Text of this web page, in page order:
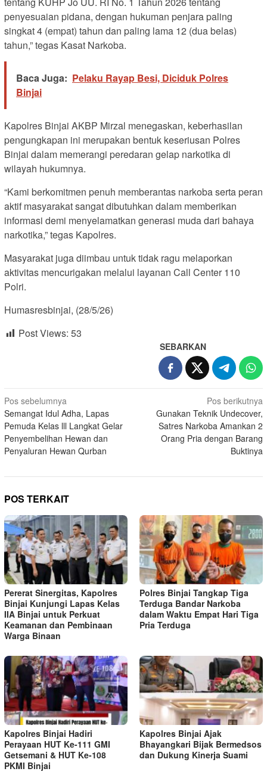
penyesuaian pidana, dengan hukuman penjara paling
singkat 4 (empat) tahun dan paling lama 12 (dua belas)
tahun,” tegas Kasat Narkoba.
Baca Juga: Pelaku Rayap Besi, Diciduk Polres
Binjai
Kapolres Binjai AKBP Mirzal menegaskan, keberhasilan
pengungkapan ini merupakan bentuk keseriusan Polres
Binjai dalam memerangi peredaran gelap narkotika di
wilayah hukumnya.
“Kami berkomitmen penuh memberantas narkoba serta peran
aktif masyarakat sangat dibutuhkan dalam memberikan
informasi demi menyelamatkan generasi muda dari bahaya
narkotika,” tegas Kapolres.
Masyarakat juga diimbau untuk tidak ragu melaporkan
aktivitas mencurigakan melalui layanan Call Center 110
Polri.
Humasresbinjai, (28/5/26)
Post Views: 53
SEBARKAN
Navigasi
pos
Pos sebelumnya
Semangat Idul Adha, Lapas
Pemuda Kelas lll Langkat Gelar
Penyembelihan Hewan dan
Penyaluran Hewan Qurban
Pos berikutnya
Gunakan Teknik Undecover,
Satres Narkoba Amankan 2
Orang Pria dengan Barang
Buktinya
POS TERKAIT
Pererat Sinergitas, Kapolres
Binjai Kunjungi Lapas Kelas
IIA Binjai untuk Perkuat
Keamanan dan Pembinaan
Warga Binaan
Polres Binjai Tangkap Tiga
Terduga Bandar Narkoba
dalam Waktu Empat Hari Tiga
Pria Terduga
Kapolres Binjai Hadiri
Perayaan HUT Ke-111 GMI
Getsemani & HUT Ke-108
PKMI Binjai
Kapolres Binjai Ajak
Bhayangkari Bijak Bermedsos
dan Dukung Kinerja Suami